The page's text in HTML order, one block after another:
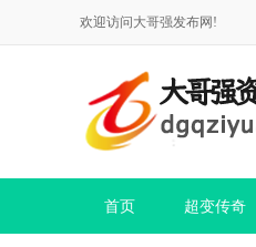
欢迎访问大哥强发布网!
首页 超变传奇